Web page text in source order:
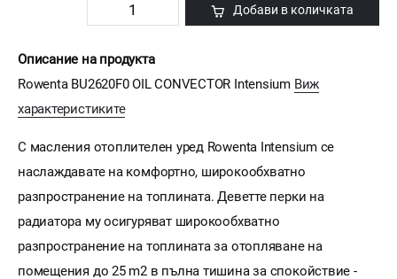
Добави в количката
Описание на продукта
Rowenta BU2620F0 OIL CONVECTOR Intensium Виж
характеристиките
С масления отоплителен уред Rowenta Intensium се
наслаждавате на комфортно, широкообхватно
разпространение на топлината. Деветте перки на
радиатора му осигуряват широкообхватно
разпространение на топлината за отопляване на
помещения до 25 m2 в пълна тишина за спокойствие -